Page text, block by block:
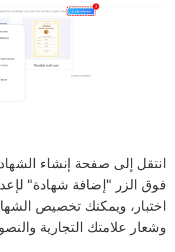
إلى صفحة إنشاء الشهادة،
الزر "إضافة شهادة"
ويمكنك تخصيص
علامتك التجارية